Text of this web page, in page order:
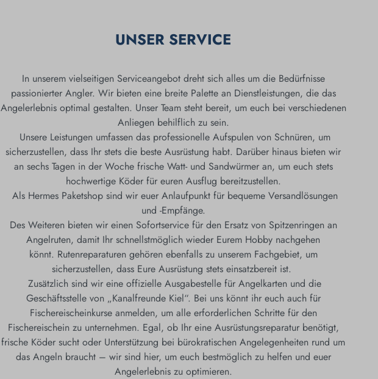
UNSER SERVICE
In unserem vielseitigen Serviceangebot dreht sich alles um die Bedürfnisse
passionierter Angler. Wir bieten eine breite Palette an Dienstleistungen, die das
Angelerlebnis optimal gestalten. Unser Team steht bereit, um euch bei verschiedenen
Anliegen behilflich zu sein.
Unsere Leistungen umfassen das professionelle Aufspulen von Schnüren, um
sicherzustellen, dass Ihr stets die beste Ausrüstung habt. Darüber hinaus bieten wir
an sechs Tagen in der Woche frische Watt- und Sandwürmer an, um euch stets
hochwertige Köder für euren Ausflug bereitzustellen.
Als Hermes Paketshop sind wir euer Anlaufpunkt für bequeme Versandlösungen
und -Empfänge.
Des Weiteren bieten wir einen Sofortservice für den Ersatz von Spitzenringen an
Angelruten, damit Ihr schnellstmöglich wieder Eurem Hobby nachgehen
könnt. Rutenreparaturen gehören ebenfalls zu unserem Fachgebiet, um
sicherzustellen, dass Eure Ausrüstung stets einsatzbereit ist.
Zusätzlich sind wir eine offizielle Ausgabestelle für Angelkarten und die
Geschäftsstelle von „Kanalfreunde Kiel“. Bei uns könnt ihr euch auch für
Fischereischeinkurse anmelden, um alle erforderlichen Schritte für den
Fischereischein zu unternehmen. Egal, ob Ihr eine Ausrüstungsreparatur benötigt,
frische Köder sucht oder Unterstützung bei bürokratischen Angelegenheiten rund um
das Angeln braucht – wir sind hier, um euch bestmöglich zu helfen und euer
Angelerlebnis zu optimieren.